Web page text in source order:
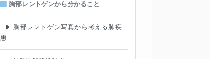
胸部レントゲンから分かること
胸部レントゲン写真から考える肺疾
患